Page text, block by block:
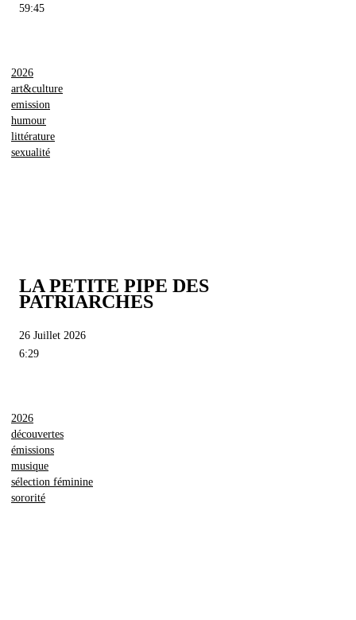
59:45
2026
art&culture
emission
humour
littérature
sexualité
LA PETITE PIPE DES
PATRIARCHES
26 Juillet 2026
6:29
2026
découvertes
émissions
musique
sélection féminine
sororité